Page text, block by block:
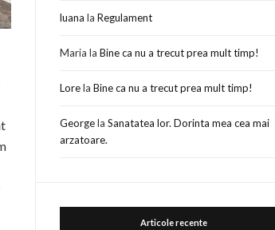
luana laRegulament
Maria laBine ca nu a trecut prea mult timp!
LorelaBine ca nu a trecut prea mult timp!
GeorgelaSanatatea lor. Dorinta mea cea mai
arzatoare.
Articole recente